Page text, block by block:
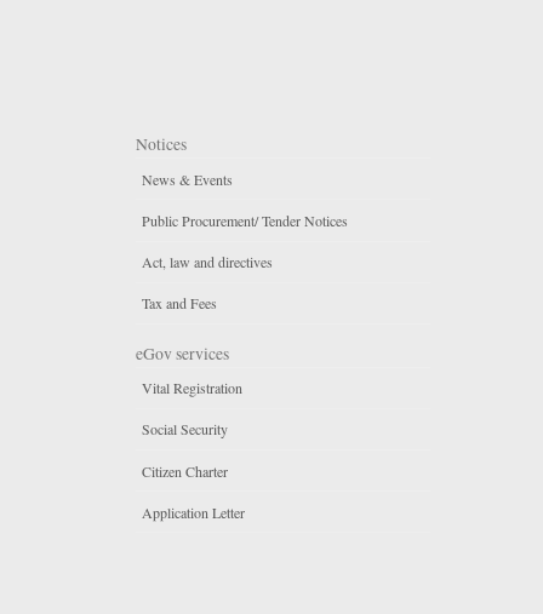
Notices
News & Events
Public Procurement/ Tender Notices
Act, law and directives
Tax and Fees
eGov services
Vital Registration
Social Security
Citizen Charter
Application Letter